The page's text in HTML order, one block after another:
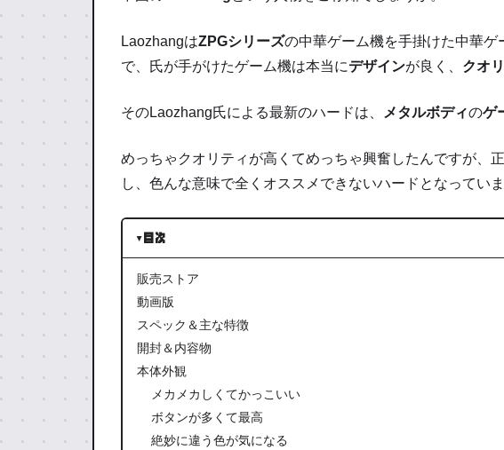
LaozhangはZPGシリーズの中華ゲーム機を手掛けた中華ゲ
で、氏が手がけたゲーム機は本当にデザインが良く、 クオ
そのLaozhang氏による最新のハードは、 メタルボディのゲ
めっちゃクオリティが高くてめっちゃ興奮 したんですが、
し、 色んな意味で全くオススメできないハード となっていま
目次
販売ストア
動画版
スペック＆主な特徴
開封＆内容物
本体外観
メカメカしくてかっこいい
ボタンが多くて最高
絶妙に違う色が気になる